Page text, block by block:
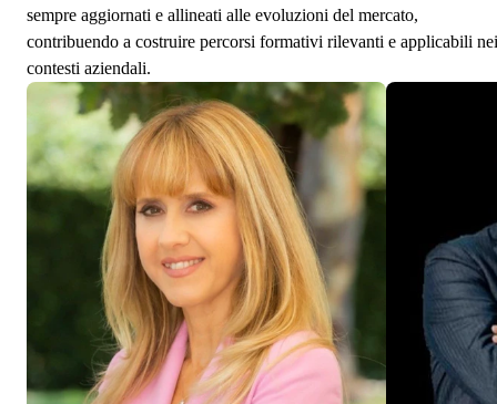
sempre aggiornati e allineati alle evoluzioni del mercato,
contribuendo a costruire percorsi formativi rilevanti e applicabili nei
contesti aziendali.